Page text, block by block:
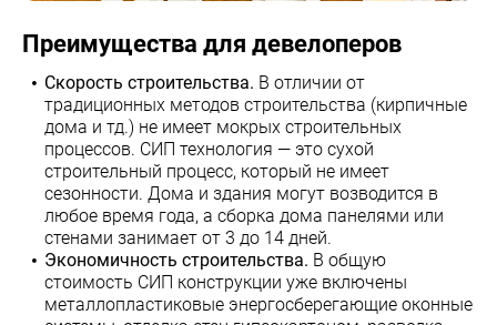
Преимущества для девелоперов
Скорость строительства. В отличии от
традиционных методов строительства (кирпичные
дома и тд.) не имеет мокрых строительных
процессов. СИП технология — это сухой
строительный процесс, который не имеет
сезонности. Дома и здания могут возводится в
любое время года, а сборка дома панелями или
стенами занимает от 3 до 14 дней.
Экономичность строительства. В общую
стоимость СИП конструкции уже включены
металлопластиковые энергосберегающие оконные